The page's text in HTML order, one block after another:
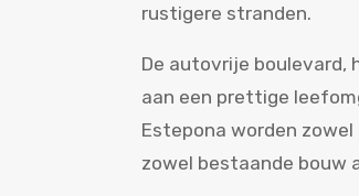
rustigere stranden.
De autovrije boulevard,
aan een prettige
Estepona worden
zowel bestaande bouw